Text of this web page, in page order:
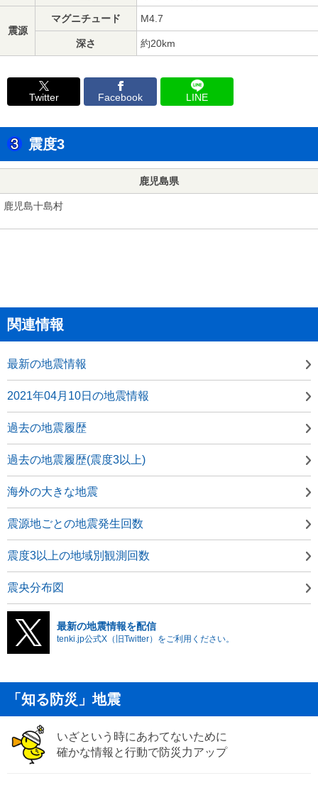
震源
マグニチュード M4.7
深さ 約20km
Twitter Facebook LINE
震度3
鹿児島県
鹿児島十島村
関連情報
最新の地震情報
2021年04月10日の地震情報
過去の地震履歴
過去の地震履歴(震度3以上)
海外の大きな地震
震源地ごとの地震発生回数
震度3以上の地域別観測回数
震央分布図
最新の地震情報を配信
tenki.jp公式X（旧Twitter）をご利用ください。
「知る防災」地震
いざという時にあわてないために
確かな情報と行動で防災力アップ